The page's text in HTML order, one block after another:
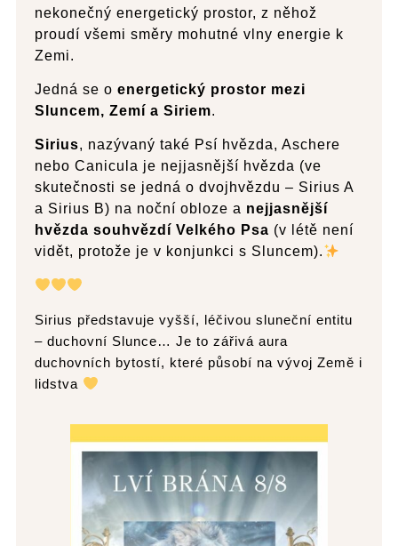
nekonečný energetický prostor, z něhož
proudí všemi směry mohutné vlny energie k
Zemi.
Jedná se o energetický prostor mezi
Sluncem, Zemí a Siriem.
Sirius, nazývaný také Psí hvězda, Aschere
nebo Canicula je nejjasnější hvězda (ve
skutečnosti se jedná o dvojhvězdu – Sirius A
a Sirius B) na noční obloze a nejjasnější
hvězda souhvězdí Velkého Psa (v létě není
vidět, protože je v konjunkci s Sluncem).
Sirius představuje vyšší, léčivou sluneční entitu
– duchovní Slunce… Je to zářivá aura
duchovních bytostí, které působí na vývoj Země i
lidstva